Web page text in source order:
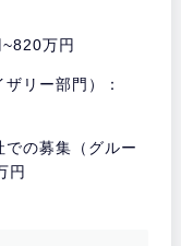
万円
リー部門）：
の募集（グルー
円